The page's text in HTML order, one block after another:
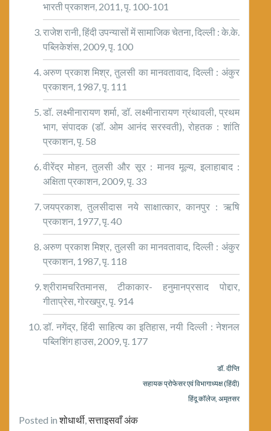
भारती प्रकाशन, 2011, पृ. 100-101
राजेश रानी, हिंदी उपन्यासों में सामाजिक चेतना, दिल्ली : के.के.
पब्लिकेशंस, 2009, पृ. 100
अरुण प्रकाश मिश्र, तुलसी का मानवतावाद, दिल्ली : अंकुर
प्रकाशन, 1987, पृ. 111
डॉ. लक्ष्मीनारायण शर्मा, डॉ. लक्ष्मीनारायण ग्रंथावली, प्रथम
भाग, संपादक (डॉ. ओम आनंद सरस्वती), रोहतक : शांति
प्रकाशन, पृ. 58
वीरेंद्र मोहन, तुलसी और सूर : मानव मूल्य, इलाहाबाद :
अक्षिता प्रकाशन, 2009, पृ. 33
जयप्रकाश, तुलसीदास नये साक्षात्कार, कानपुर : ऋषि
प्रकाशन, 1977, पृ. 40
अरुण प्रकाश मिश्र, तुलसी का मानवतावाद, दिल्ली : अंकुर
प्रकाशन, 1987, पृ. 118
श्रीरामचरितमानस, टीकाकार- हनुमानप्रसाद पोद्दार,
गीताप्रेस, गोरखपुर, पृ. 914
डॉ. नगेंद्र, हिंदी साहित्य का इतिहास, नयी दिल्ली : नेशनल
पब्लिशिंग हाउस, 2009, पृ. 177
डॉ. दीप्ति
सहायक प्रोफेसर एवं विभागाध्यक्ष (हिंदी)
हिंदू कॉलेज, अमृतसर
Posted inशोधार्थी,सत्ताइसवाँ अंक